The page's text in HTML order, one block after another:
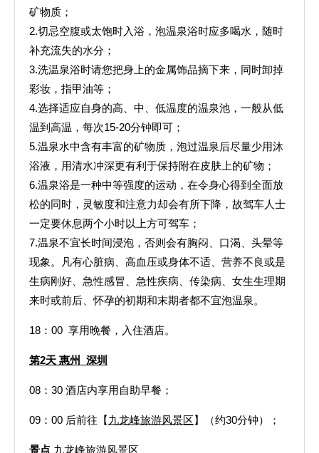
矿物质；
2.切忌空腹或太饱时入浴，泡温泉浴时应多喝水，随时
补充流失的水分；
3.洗温泉浴时请您把身上的金属饰品摘下来，同时卸掉
彩妆，指甲油等；
4.选择适应自身的高、中、低温度的温泉池，一般从低
温到高温，每次15-20分钟即可；
5.温泉水中含有丰富的矿物质，泡过温泉后尽量少用沐
浴液，用清水冲深更有利于保持附在皮肤上的矿物；
6.温泉浴是一种中等强度的运动，在令身心得到全面放
松的同时，灵敏度和注意力却会有所下降，故驾车人士
一定要休息两个小时以上方可驾车；
7.温泉不宜长时间浸泡，否则会有胸闷、口渴、头晕等
现象。凡有心脏病、高血压或身体不适、营养不良或是
生病刚好、急性感冒、急性疾病、传染病、女生生理期
来时或前后、怀孕的初期和末期者都不宜泡温泉。
18：00 享用晚餐，入住酒店。
第2天 惠州 深圳
08：30 酒店内享用自助早餐；
09：00 后前往【九龙峰旅游风景区】（约30分钟）；
景点 九龙峰旅游风景区